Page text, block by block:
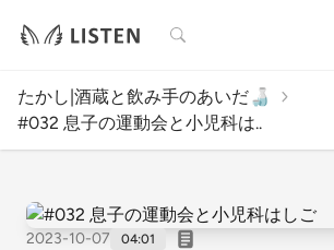
検索
たかし|酒蔵と飲み手のあいだ🍶
#032 息子の運動会と小児科は..
2023-10-07 04:01